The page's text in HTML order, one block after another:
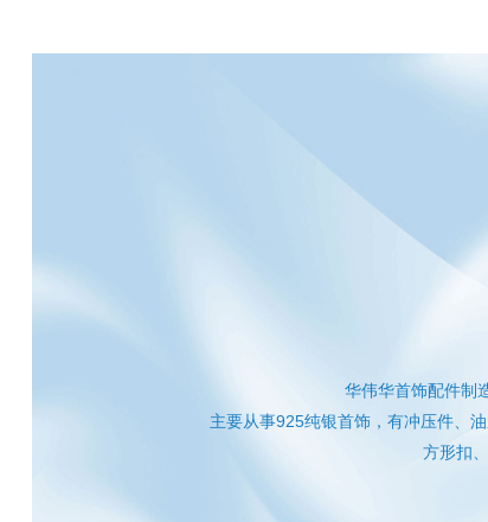
华伟华首饰配件制
主要从事925纯银首饰，有冲压件、
方形扣